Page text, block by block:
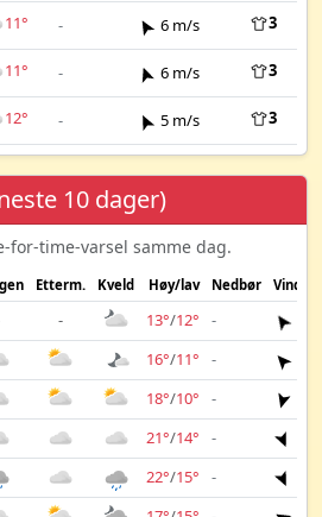
11° - 6 m/s 3
11° - 6 m/s 3
12° - 5 m/s 3
10 dager)
for-time-varsel samme dag.
Etterm. Kveld Høy/lav Nedbør Vind
- 13°/12° -
16°/11° -
18°/10° -
21°/14° -
22°/15° -